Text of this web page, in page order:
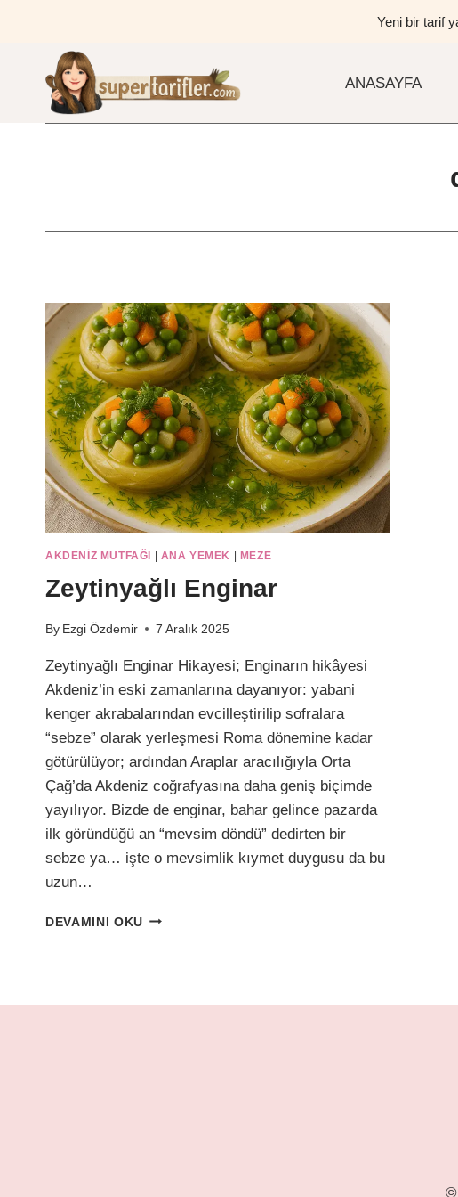
Yeni bir tarif
ANASAYFA
AKDENIZ MUTFAĞI ANA YEMEK MEZE
Zeytinyağlı Enginar
By Ezgi Özdemir 7 Aralık 2025
Zeytinyağlı Enginar Hikayesi; Enginarın hikâyesi
Akdeniz’in eski zamanlarına dayanıyor: yabani
kenger akrabalarından evcilleştirilip sofralara
“sebze” olarak yerleşmesi Roma dönemine kadar
götürülüyor; ardından Araplar aracılığıyla Orta
Çağ’da Akdeniz coğrafyasına daha geniş biçimde
yayılıyor. Bizde de enginar, bahar gelince pazarda
ilk göründüğü an “mevsim döndü” dedirten bir
sebze ya… işte o mevsimlik kıymet duygusu da bu
uzun…
DEVAMINI OKU ZEYTINYAĞLI
©